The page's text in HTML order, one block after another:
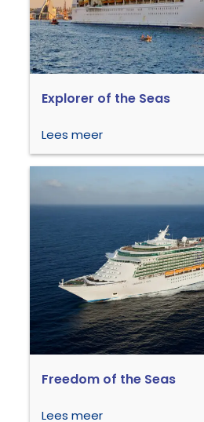
Explorer of the Seas
Lees meer
Freedom of the Seas
Lees meer